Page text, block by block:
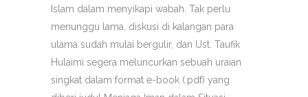
Islam dalam menyikapi wabah. Tak perlu
menunggu lama, diskusi di kalangan para
ulama sudah mulai bergulir, dan Ust. Taufik
Hulaimi segera meluncurkan sebuah uraian
singkat dalam format e-book (.pdf) yang